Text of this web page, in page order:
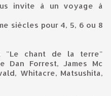
invite à un voyage à
siècles pour 4, 5, 6 ou 8
"Le chant de la terre"
Dan Forrest, James Mc
Whitacre, Matsushita,